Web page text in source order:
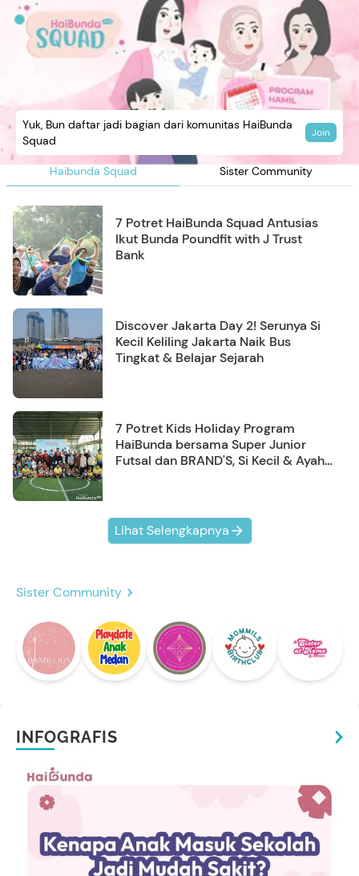
Haibunda Squad Sister Community
Yuk, Bun daftar jadi bagian dari komunitas HaiBunda
Squad
Join
7 Potret HaiBunda Squad Antusias
Ikut Bunda Poundfit with J Trust
Bank
Discover Jakarta Day 2! Serunya Si
Kecil Keliling Jakarta Naik Bus
Tingkat & Belajar Sejarah
7 Potret Kids Holiday Program
HaiBunda bersama Super Junior
Futsal dan BRAND'S, Si Kecil & Ayah
Lihat Selengkapnya
Sister Community
INFOGRAFIS